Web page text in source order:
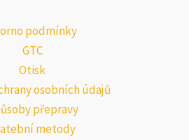
podmínky
GTC
Otisk
osobních údajů
přepravy
metody